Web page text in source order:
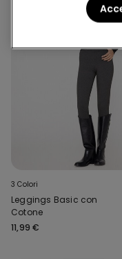
3 Colori
Leggings Basic con
Cotone
11,99 €